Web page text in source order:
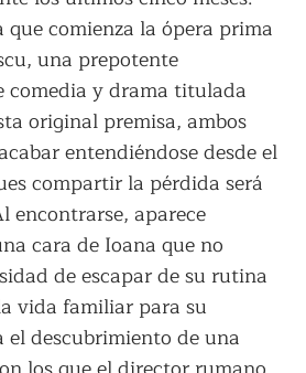
que comienza la ópera prima
una prepotente
comedia y drama titulada
original premisa, ambos
entendiéndose desde el
compartir la pérdida será
encontrarse, aparece
cara de Ioana que no
de escapar de su rutina
vida familiar para su
el descubrimiento de una